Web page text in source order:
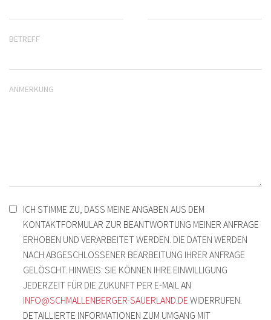
BETREFF
ANMERKUNG
ICH STIMME ZU, DASS MEINE ANGABEN AUS DEM
KONTAKTFORMULAR ZUR BEANTWORTUNG MEINER ANFRAGE
ERHOBEN UND VERARBEITET WERDEN. DIE DATEN WERDEN
NACH ABGESCHLOSSENER BEARBEITUNG IHRER ANFRAGE
GELÖSCHT. HINWEIS: SIE KÖNNEN IHRE EINWILLIGUNG
JEDERZEIT FÜR DIE ZUKUNFT PER E-MAIL AN
INFO@SCHMALLENBERGER-SAUERLAND.DE WIDERRUFEN.
DETAILLIERTE INFORMATIONEN ZUM UMGANG MIT